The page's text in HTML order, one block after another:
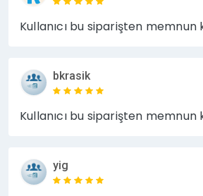
TÜM SİTELERİMİZE AŞAĞIDAKİ
https://www.hizlibul.com/profil/
/#satislar
Kullanıcı bu siparişten memnun
bkrasik
Kullanıcı bu siparişten memnun
yig